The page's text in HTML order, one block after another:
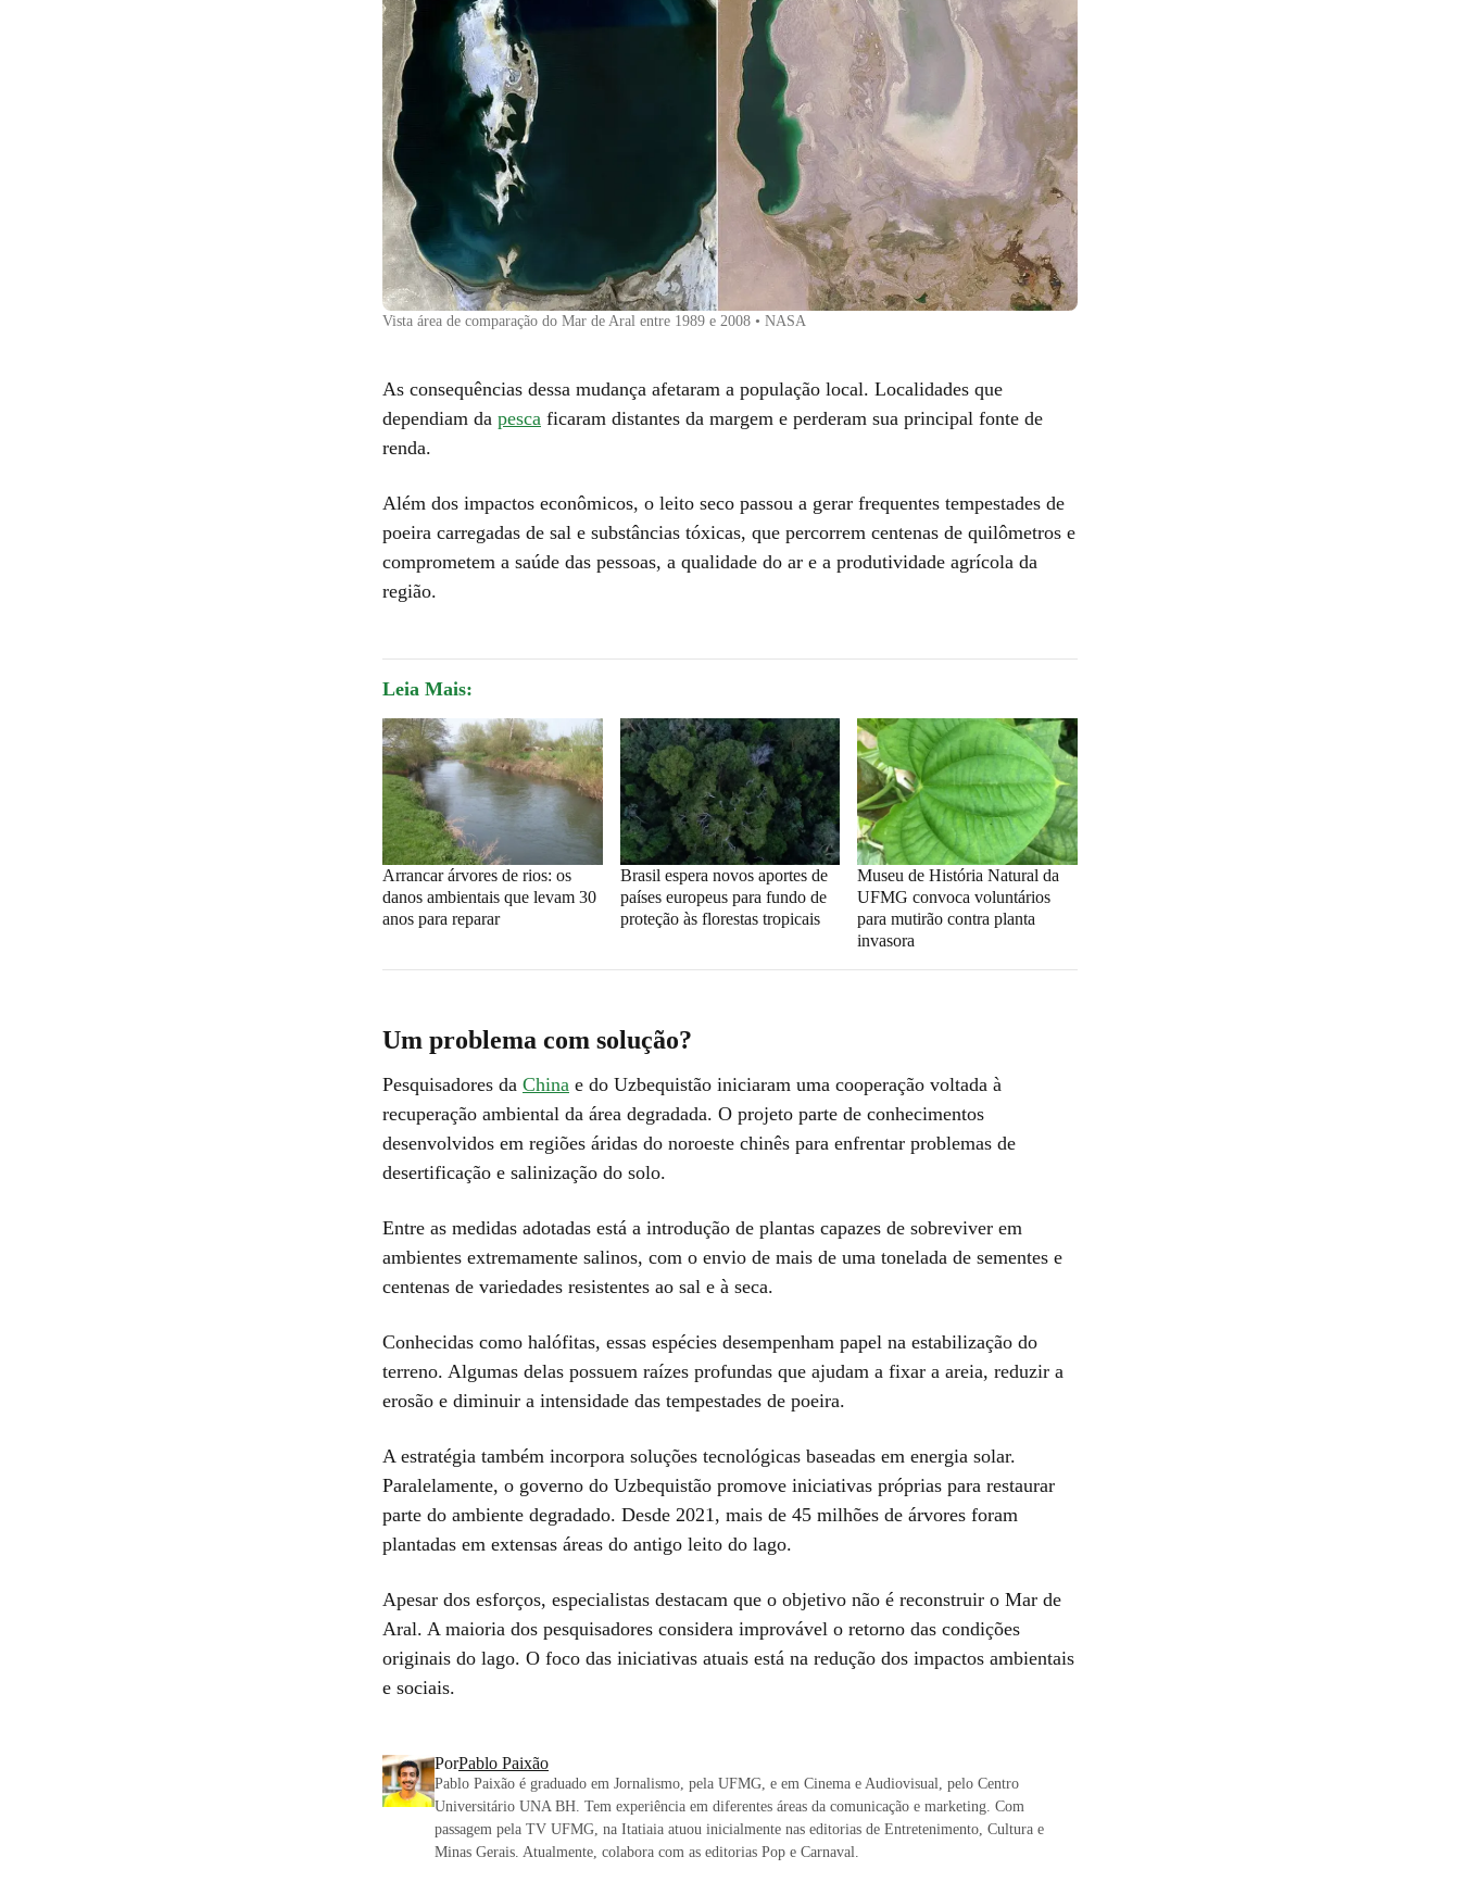
Vista área de comparação do Mar de Aral entre 1989 e 2008 • NASA
As consequências dessa mudança afetaram a população local. Localidades que
dependiam da pesca ficaram distantes da margem e perderam sua principal fonte de
renda.
Além dos impactos econômicos, o leito seco passou a gerar frequentes tempestades de
poeira carregadas de sal e substâncias tóxicas, que percorrem centenas de quilômetros e
comprometem a saúde das pessoas, a qualidade do ar e a produtividade agrícola da
região.
Leia Mais:
Arrancar árvores de rios: os
danos ambientais que levam 30
anos para reparar
Brasil espera novos aportes de
países europeus para fundo de
proteção às florestas tropicais
Museu de História Natural da
UFMG convoca voluntários
para mutirão contra planta
invasora
Um problema com solução?
Pesquisadores da China e do Uzbequistão iniciaram uma cooperação voltada à
recuperação ambiental da área degradada. O projeto parte de conhecimentos
desenvolvidos em regiões áridas do noroeste chinês para enfrentar problemas de
desertificação e salinização do solo.
Entre as medidas adotadas está a introdução de plantas capazes de sobreviver em
ambientes extremamente salinos, com o envio de mais de uma tonelada de sementes e
centenas de variedades resistentes ao sal e à seca.
Conhecidas como halófitas, essas espécies desempenham papel na estabilização do
terreno. Algumas delas possuem raízes profundas que ajudam a fixar a areia, reduzir a
erosão e diminuir a intensidade das tempestades de poeira.
A estratégia também incorpora soluções tecnológicas baseadas em energia solar.
Paralelamente, o governo do Uzbequistão promove iniciativas próprias para restaurar
parte do ambiente degradado. Desde 2021, mais de 45 milhões de árvores foram
plantadas em extensas áreas do antigo leito do lago.
Apesar dos esforços, especialistas destacam que o objetivo não é reconstruir o Mar de
Aral. A maioria dos pesquisadores considera improvável o retorno das condições
originais do lago. O foco das iniciativas atuais está na redução dos impactos ambientais
e sociais.
PorPablo Paixão
Pablo Paixão é graduado em Jornalismo, pela UFMG, e em Cinema e Audiovisual, pelo Centro
Universitário UNA BH. Tem experiência em diferentes áreas da comunicação e marketing. Com
passagem pela TV UFMG, na Itatiaia atuou inicialmente nas editorias de Entretenimento, Cultura e
Minas Gerais. Atualmente, colabora com as editorias Pop e Carnaval.